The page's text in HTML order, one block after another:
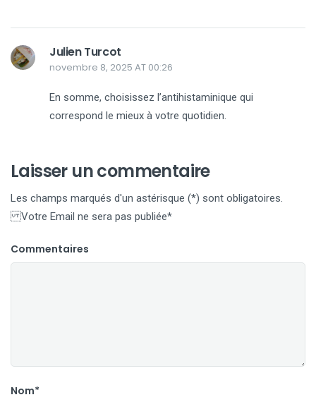
Julien Turcot
novembre 8, 2025 AT 00:26
En somme, choisissez l’antihistaminique qui
correspond le mieux à votre quotidien.
Laisser un commentaire
Les champs marqués d'un astérisque (*) sont obligatoires.
Votre Email ne sera pas publiée*
Commentaires
Nom*